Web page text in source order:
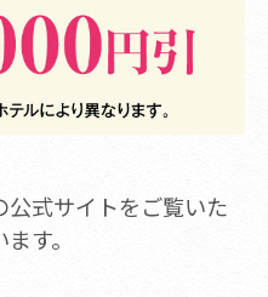
式サイトをご覧いた
す。